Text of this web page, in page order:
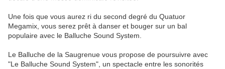
Une fois que vous aurez ri du second degré du Quatuor
Megamix, vous serez prêt à danser et bouger sur un bal
populaire avec le Balluche Sound System.
Le Balluche de la Saugrenue vous propose de poursuivre avec
"Le Balluche Sound System", un spectacle entre les sonorités